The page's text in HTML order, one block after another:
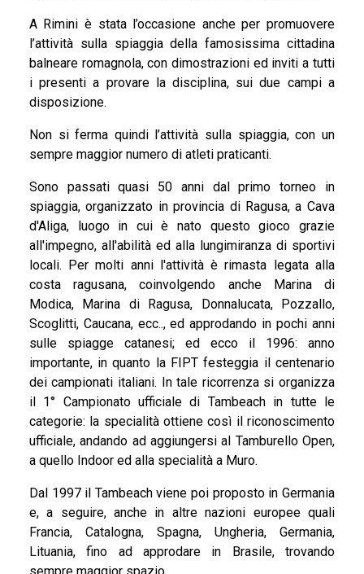
A Rimini è stata l’occasione anche per promuovere
l’attività sulla spiaggia della famosissima cittadina
balneare romagnola, con dimostrazioni ed inviti a tutti
i presenti a provare la disciplina, sui due campi a
disposizione.
Non si ferma quindi l’attività sulla spiaggia, con un
sempre maggior numero di atleti praticanti.
Sono passati quasi 50 anni dal primo torneo in
spiaggia, organizzato in provincia di Ragusa, a Cava
d'Aliga, luogo in cui è nato questo gioco grazie
all'impegno, all'abilità ed alla lungimiranza di sportivi
locali. Per molti anni l'attività è rimasta legata alla
costa ragusana, coinvolgendo anche Marina di
Modica, Marina di Ragusa, Donnalucata, Pozzallo,
Scoglitti, Caucana, ecc.., ed approdando in pochi anni
sulle spiagge catanesi; ed ecco il 1996: anno
importante, in quanto la FIPT festeggia il centenario
dei campionati italiani. In tale ricorrenza si organizza
il 1° Campionato ufficiale di Tambeach in tutte le
categorie: la specialità ottiene così il riconoscimento
ufficiale, andando ad aggiungersi al Tamburello Open,
a quello Indoor ed alla specialità a Muro.
Dal 1997 il Tambeach viene poi proposto in Germania
e, a seguire, anche in altre nazioni europee quali
Francia, Catalogna, Spagna, Ungheria, Germania,
Lituania, fino ad approdare in Brasile, trovando